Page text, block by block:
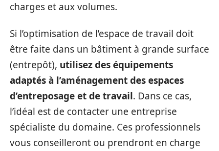
charges et aux volumes.
Si l’optimisation de l’espace de travail doit
être faite dans un bâtiment à grande surface
(entrepôt), utilisez des équipements
adaptés à l’aménagement des espaces
d’entreposage et de travail. Dans ce cas,
l’idéal est de contacter une entreprise
spécialiste du domaine. Ces professionnels
vous conseilleront ou prendront en charge